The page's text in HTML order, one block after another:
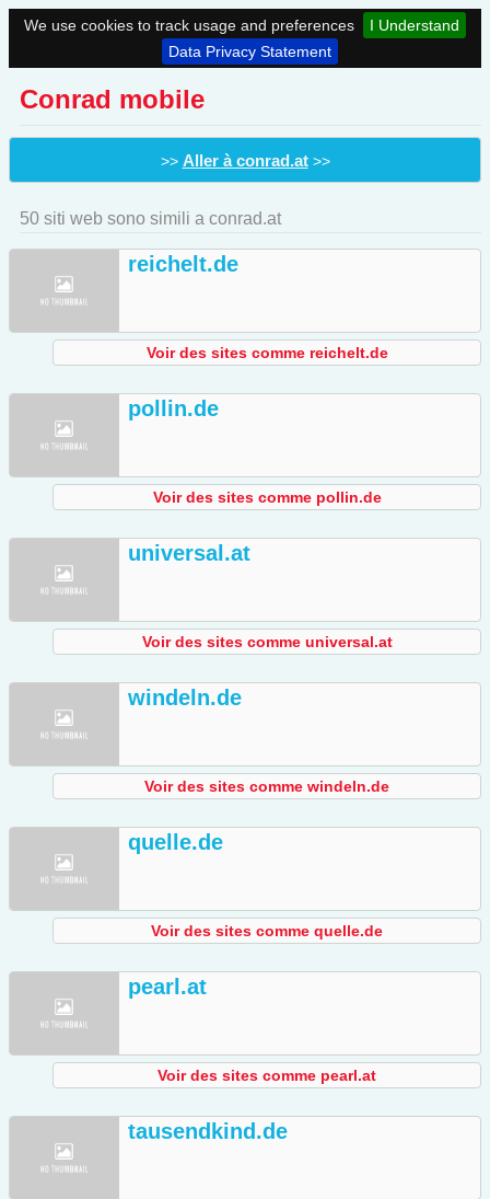
We use cookies to track usage and preferences
I Understand
Data Privacy Statement
Conrad mobile
>> Aller à conrad.at>>
50 siti web sono simili a conrad.at
reichelt.de
Voir des sites comme reichelt.de
pollin.de
Voir des sites comme pollin.de
universal.at
Voir des sites comme universal.at
windeln.de
Voir des sites comme windeln.de
quelle.de
Voir des sites comme quelle.de
pearl.at
Voir des sites comme pearl.at
tausendkind.de